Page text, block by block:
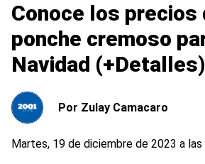
Conoce los precios
ponche cremoso
Navidad (+Detalles)
Por Zulay Camacaro
Martes, 19 de diciembre de 2023 a las